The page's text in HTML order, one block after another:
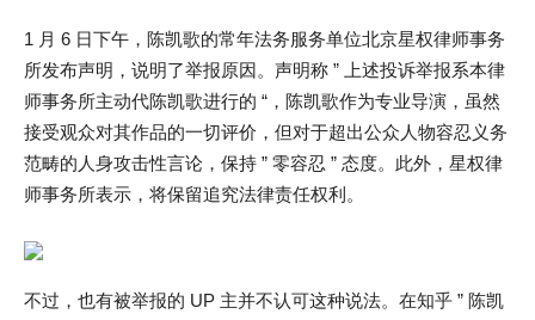
1 月 6 日下午，陈凯歌的常年法务服务单位北京星权律师事务
所发布声明，说明了举报原因。声明称 ” 上述投诉举报系本律
师事务所主动代陈凯歌进行的 “，陈凯歌作为专业导演，虽然
接受观众对其作品的一切评价，但对于超出公众人物容忍义务
范畴的人身攻击性言论，保持 ” 零容忍 ” 态度。此外，星权律
师事务所表示，将保留追究法律责任权利。
不过，也有被举报的 UP 主并不认可这种说法。在知乎 ” 陈凯